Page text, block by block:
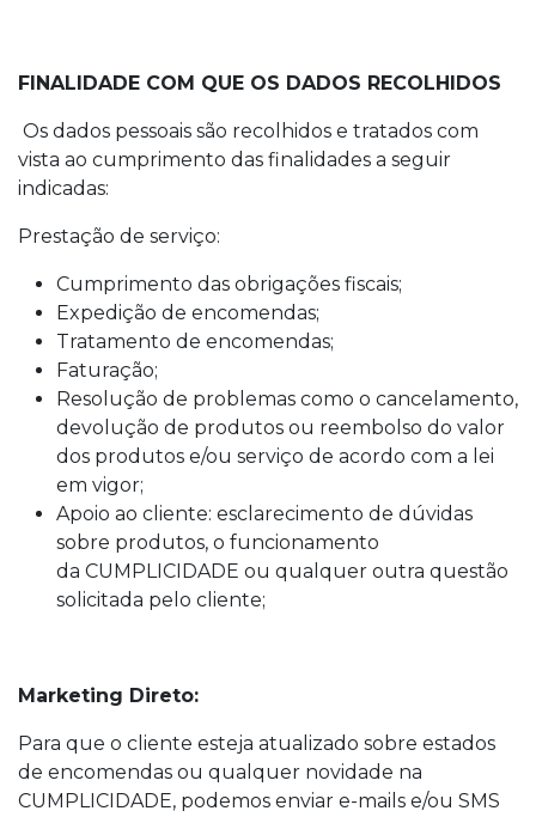
FINALIDADE COM QUE OS DADOS RECOLHIDOS
Os dados pessoais são recolhidos e tratados com
vista ao cumprimento das finalidades a seguir
indicadas:
Prestação de serviço:
Cumprimento das obrigações fiscais;
Expedição de encomendas;
Tratamento de encomendas;
Faturação;
Resolução de problemas como o cancelamento,
devolução de produtos ou reembolso do valor
dos produtos e/ou serviço de acordo com a lei
em vigor;
Apoio ao cliente: esclarecimento de dúvidas
sobre produtos, o funcionamento
da CUMPLICIDADE ou qualquer outra questão
solicitada pelo cliente;
Marketing Direto:
Para que o cliente esteja atualizado sobre estados
de encomendas ou qualquer novidade na
CUMPLICIDADE, podemos enviar e-mails e/ou SMS